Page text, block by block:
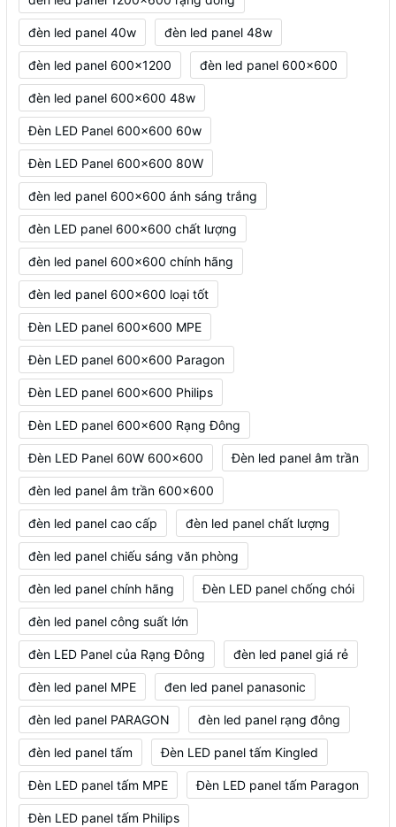
đèn led panel 40w đèn led panel 48w
đèn led panel 600x1200 đèn led panel 600x600
đèn led panel 600x600 48w
Đèn LED Panel 600x600 60w
Đèn LED Panel 600x600 80W
đèn led panel 600x600 ánh sáng trắng
đèn LED panel 600x600 chất lượng
đèn led panel 600x600 chính hãng
đèn led panel 600x600 loại tốt
Đèn LED panel 600x600 MPE
Đèn LED panel 600x600 Paragon
Đèn LED panel 600x600 Philips
Đèn LED panel 600x600 Rạng Đông
Đèn LED Panel 60W 600x600 Đèn led panel âm trần
đèn led panel âm trần 600x600
đèn led panel cao cấp đèn led panel chất lượng
đèn led panel chiếu sáng văn phòng
đèn led panel chính hãng Đèn LED panel chống chói
đèn led panel công suất lớn
đèn LED Panel của Rạng Đông đèn led panel giá rẻ
đèn led panel MPE đen led panel panasonic
đèn led panel PARAGON đèn led panel rạng đông
đèn led panel tấm Đèn LED panel tấm Kingled
Đèn LED panel tấm MPE Đèn LED panel tấm Paragon
Đèn LED panel tấm Philips